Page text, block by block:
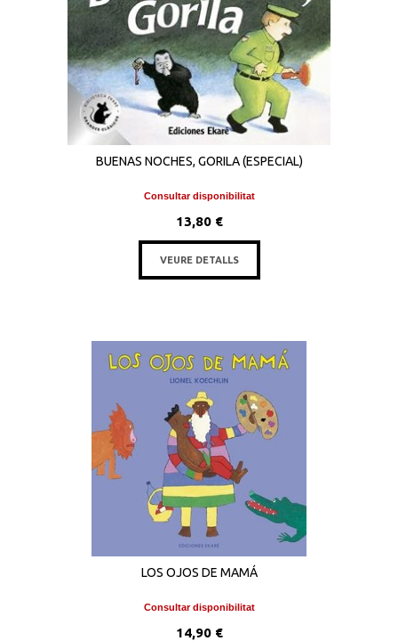
BUENAS NOCHES, GORILA (ESPECIAL)
Consultar disponibilitat
13,80 €
VEURE DETALLS
LOS OJOS DE MAMÁ
Consultar disponibilitat
14,90 €